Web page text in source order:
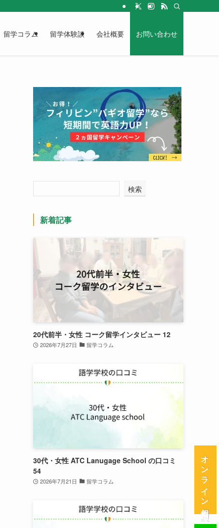
留学コラム 留学体験談 会社概要 お問い合わせ
検索
新着記事
20代前半・女性 コーク留学インタビュー 12
2026年7月27日 留学コラム
30代・女性 ATC Lanugage School の口コミ
54
2026年7月21日 留学コラム オンライン個別相談